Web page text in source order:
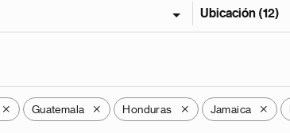
Ubicación (12)
X Guatemala X Honduras X Jamaica X